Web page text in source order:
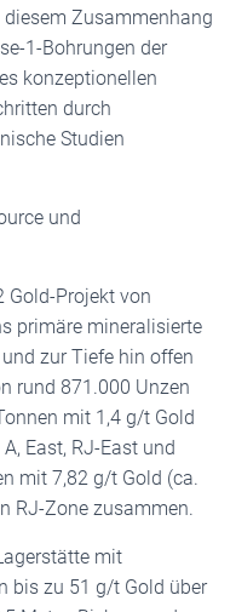
Zusammenhang
1-Bohrungen der
konzeptionellen
durch
Studien
und
Gold-Projekt von
primäre mineralisierte
zur Tiefe hin offen
rund 871.000 Unzen
mit 1,4 g/t Gold
East, RJ-East und
mit 7,82 g/t Gold (ca.
RJ-Zone zusammen.
mit
bis zu 51 g/t Gold über